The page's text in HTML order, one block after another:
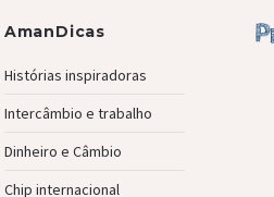
AmanDicas
Histórias inspiradoras
Intercâmbio e trabalho
Dinheiro e Câmbio
Chip internacional